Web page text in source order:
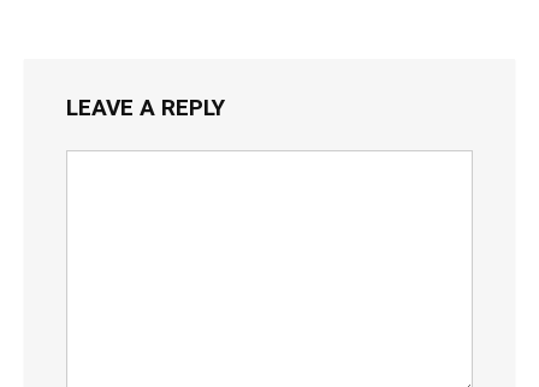
LEAVE A REPLY